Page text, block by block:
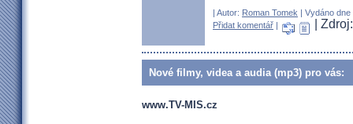
| Autor: Roman Tomek | Vydáno
Přidat komentář | |
Nové filmy, videa a audia (mp3) pro vás:
www.TV-MIS.cz